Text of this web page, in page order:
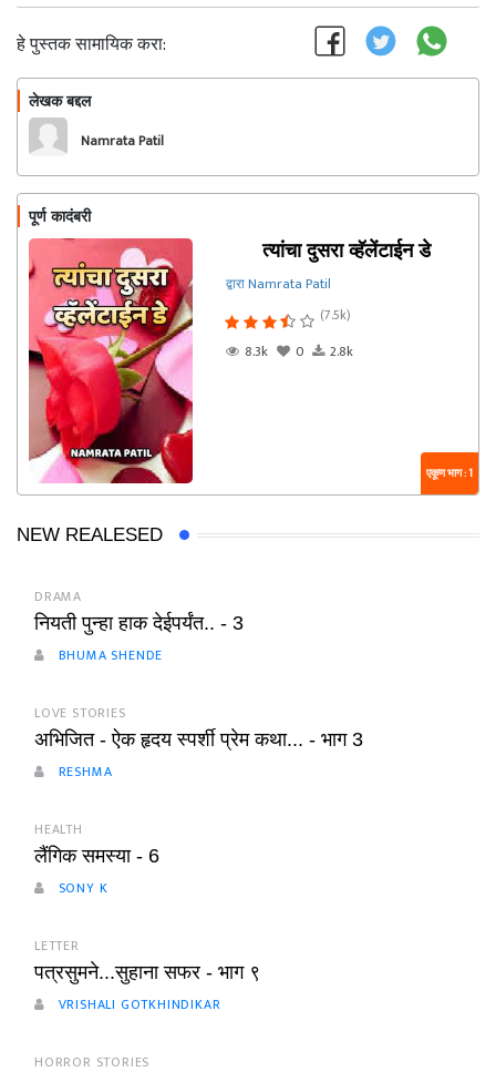
हे पुस्तक सामायिक करा:
लेखक बद्दल
Namrata Patil
पूर्ण कादंबरी
त्यांचा दुसरा व्हॅलेंटाईन डे
द्वारा Namrata Patil
(7.5k)
8.3k
0 2.8k
एकूण भाग : 1
NEW REALESED
DRAMA
नियती पुन्हा हाक देईपर्यंत.. - 3
BHUMA SHENDE
LOVE STORIES
अभिजित - ऐक हृदय स्पर्शी प्रेम कथा... - भाग 3
RESHMA
HEALTH
लैंगिक समस्या - 6
SONY K
LETTER
पत्रसुमने...सुहाना सफर - भाग ९
VRISHALI GOTKHINDIKAR
HORROR STORIES